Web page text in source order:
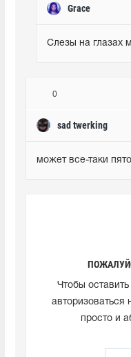
Grace
Слезы на глазах
0
sad twerking
может все-таки
Чтобы
авторизоваться
просто и